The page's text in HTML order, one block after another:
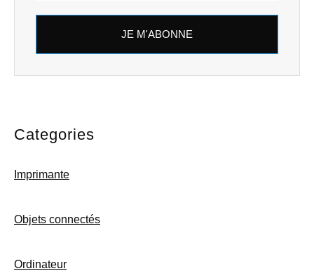
JE M'ABONNE
Categories
Imprimante
Objets connectés
Ordinateur